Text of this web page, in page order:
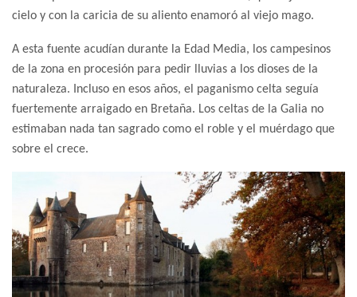
cielo y con la caricia de su aliento enamoró al viejo mago.
A esta fuente acudían durante la Edad Media, los campesinos
de la zona en procesión para pedir lluvias a los dioses de la
naturaleza. Incluso en esos años, el paganismo celta seguía
fuertemente arraigado en Bretaña. Los celtas de la Galia no
estimaban nada tan sagrado como el roble y el muérdago que
sobre el crece.